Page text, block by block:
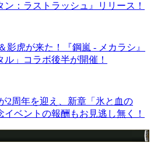
ン：ラストラッシュ』リリース！
影虎が来た！『鋼嵐 - メカラシ』
」コラボ後半が開催！
2周年を迎え、新章「氷と血の
ベントの報酬もお見逃し無く！